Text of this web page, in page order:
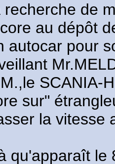
recherche de
au dépôt
autocar pour
SCANIA-
sur"
la vitesse
qu'apparaît